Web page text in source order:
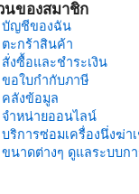
on
the
product
page
นของสมาชิก
บัญชีของฉัน
ตะกร้าสินค้า
สั่งซื้อและชำระเงิน
ขอใบกำกับภาษี
คลังข้อมูล
จำหน่ายออนไลน์
บริการซ่อมเครื่องนึ่งฆ่า
ขนาดต่างๆ ดูแลระบบก